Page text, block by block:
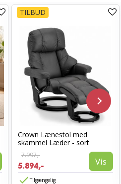
TILBUD
Crown Lænestol med
skammel Læder - sort
7.997,-
5.894,- Vis
Tilgængelig